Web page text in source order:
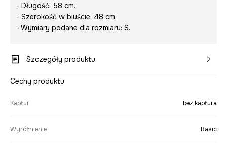
- Długość: 58 cm.
- Szerokość w biuście: 48 cm.
- Wymiary podane dla rozmiaru: S.
Szczegóły produktu
Cechy produktu
Kaptur bez kaptura
Wyróżnienie Basic